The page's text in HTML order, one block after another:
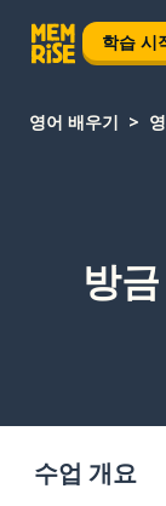
학습 시
영어 배우기
방
수업 개요